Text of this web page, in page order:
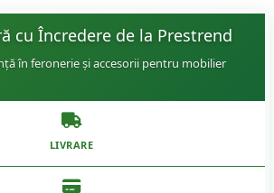
cu Încredere de la Prestrend
în feronerie și accesorii pentru mobilier
LIVRARE